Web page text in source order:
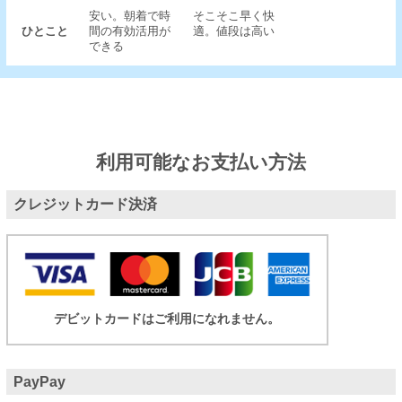
ひとこと
安い。朝着で時
間の有効活用が
できる
そこそこ早く快
適。値段は高い
利用可能なお支払い方法
クレジットカード決済
デビットカードはご利用になれません。
PayPay